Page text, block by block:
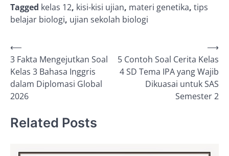
Tagged kelas 12, kisi-kisi ujian, materi genetika, tips
belajar biologi, ujian sekolah biologi
Post
navigation
⟵
3 Fakta Mengejutkan Soal
Kelas 3 Bahasa Inggris
dalam Diplomasi Global
2026
5 Contoh Soal Cerita Kelas
4 SD Tema IPA yang Wajib
Dikuasai untuk SAS
Semester 2
⟶
Related Posts